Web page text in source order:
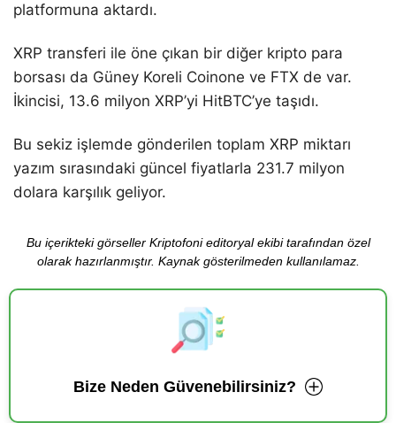
platformuna aktardı.
XRP transferi ile öne çıkan bir diğer kripto para
borsası da Güney Koreli Coinone ve FTX de var.
İkincisi, 13.6 milyon XRP’yi HitBTC’ye taşıdı.
Bu sekiz işlemde gönderilen toplam XRP miktarı
yazım sırasındaki güncel fiyatlarla 231.7 milyon
dolara karşılık geliyor.
Bu içerikteki görseller Kriptofoni editoryal ekibi tarafından özel
olarak hazırlanmıştır. Kaynak gösterilmeden kullanılamaz.
Bize Neden Güvenebilirsiniz?